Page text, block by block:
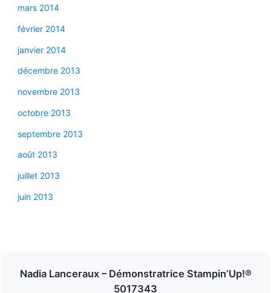
mars 2014
février 2014
janvier 2014
décembre 2013
novembre 2013
octobre 2013
septembre 2013
août 2013
juillet 2013
juin 2013
Nadia Lanceraux – Démonstratrice Stampin’Up!®
5017343